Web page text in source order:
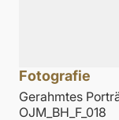
Fotografie
Gerahmtes
OJM_BH_F_018